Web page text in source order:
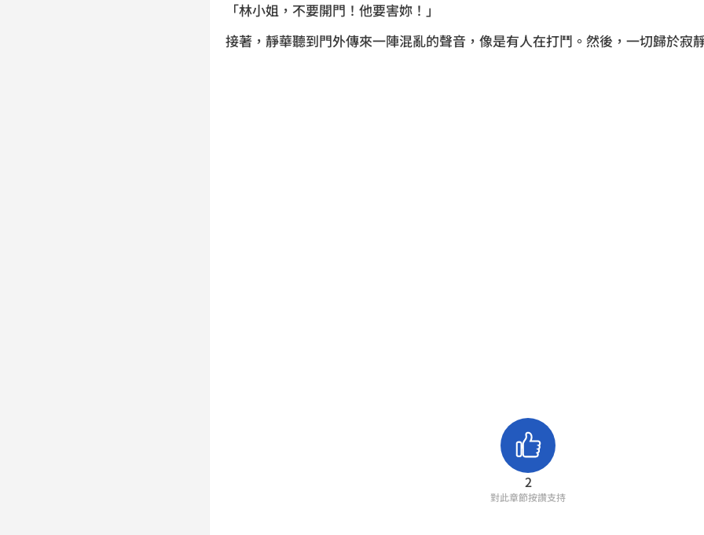
「林小姐，不要開門！他要害妳！」
接著，靜華聽到門外傳來一陣混亂的聲音，像是有人在打鬥。然後，一切歸於寂
2
對此章節按讚支持